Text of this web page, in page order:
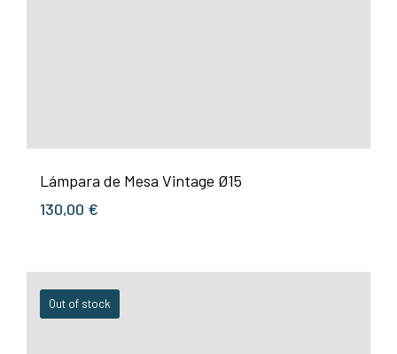
Lámpara de Mesa Vintage Ø15
130,00 €
Out of stock